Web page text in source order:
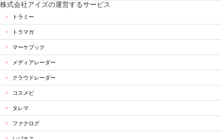
株式会社アイズの運営するサービス
トラミー
トラマガ
マーケブック
メディアレーダー
クラウドレーダー
コスメビ
タレマ
ファクログ